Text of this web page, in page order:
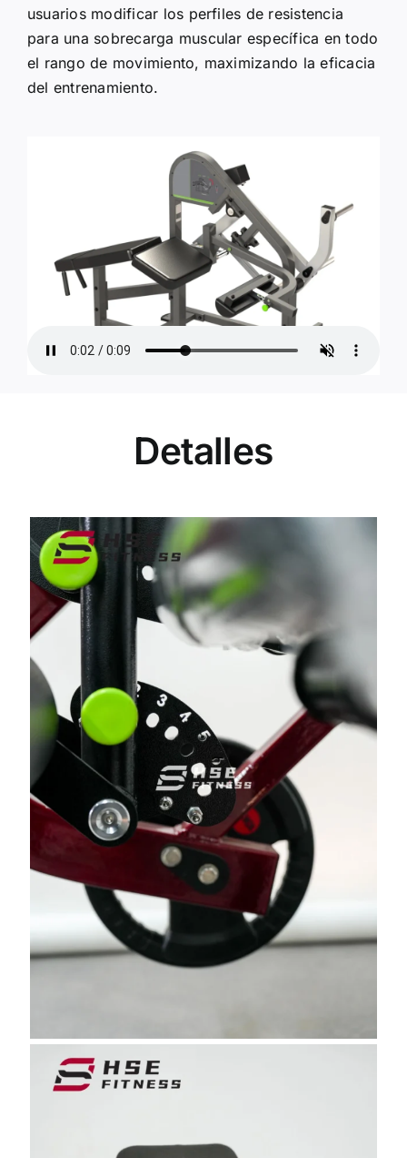
usuarios modificar los perfiles de resistencia
para una sobrecarga muscular específica en todo
el rango de movimiento, maximizando la eficacia
del entrenamiento.
Detalles